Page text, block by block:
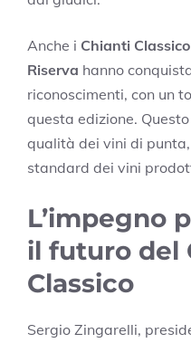
Anche i Chianti Classico
Riserva hanno
riconoscimenti, con un
questa edizione.
qualità dei vini di
standard dei vini
L’impegno
il futuro del
Classico
Sergio Zingarelli,